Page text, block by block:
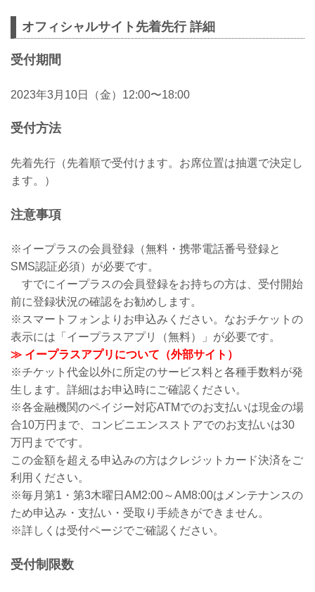
オフィシャルサイト先着先行 詳細
受付期間
2023年3月10日（金）12:00〜18:00
受付方法
先着先行（先着順で受付けます。お席位置は抽選で決定し
ます。）
注意事項
※イープラスの会員登録（無料・携帯電話番号登録と
SMS認証必須）が必要です。
すでにイープラスの会員登録をお持ちの方は、受付開始
前に登録状況の確認をお勧めします。
※スマートフォンよりお申込みください。なおチケットの
表示には「イープラスアプリ（無料）」が必要です。
≫ イープラスアプリについて（外部サイト）
※チケット代金以外に所定のサービス料と各種手数料が発
生します。詳細はお申込時にご確認ください。
※各金融機関のペイジー対応ATMでのお支払いは現金の場
合10万円まで、コンビニエンスストアでのお支払いは30
万円までです。
この金額を超える申込みの方はクレジットカード決済をご
利用ください。
※毎月第1・第3木曜日AM2:00～AM8:00はメンテナンスの
ため申込み・支払い・受取り手続きができません。
※詳しくは受付ページでご確認ください。
受付制限数